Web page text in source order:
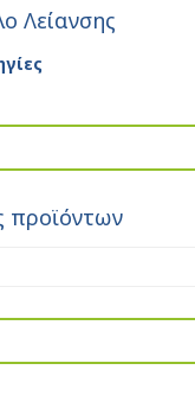
Λείανσης
προϊόντων